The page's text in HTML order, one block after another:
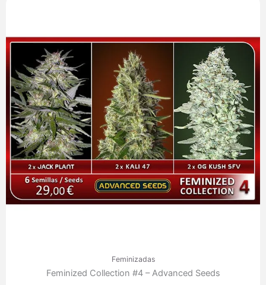
Feminizadas
Feminized Collection #4 – Advanced Seeds